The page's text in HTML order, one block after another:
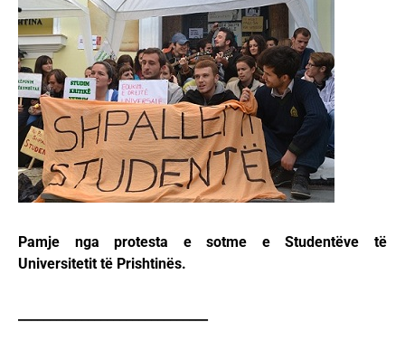
Pamje nga protesta e sotme e Studentëve të
Universitetit të Prishtinës.